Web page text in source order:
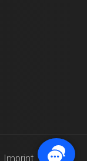
Imprint